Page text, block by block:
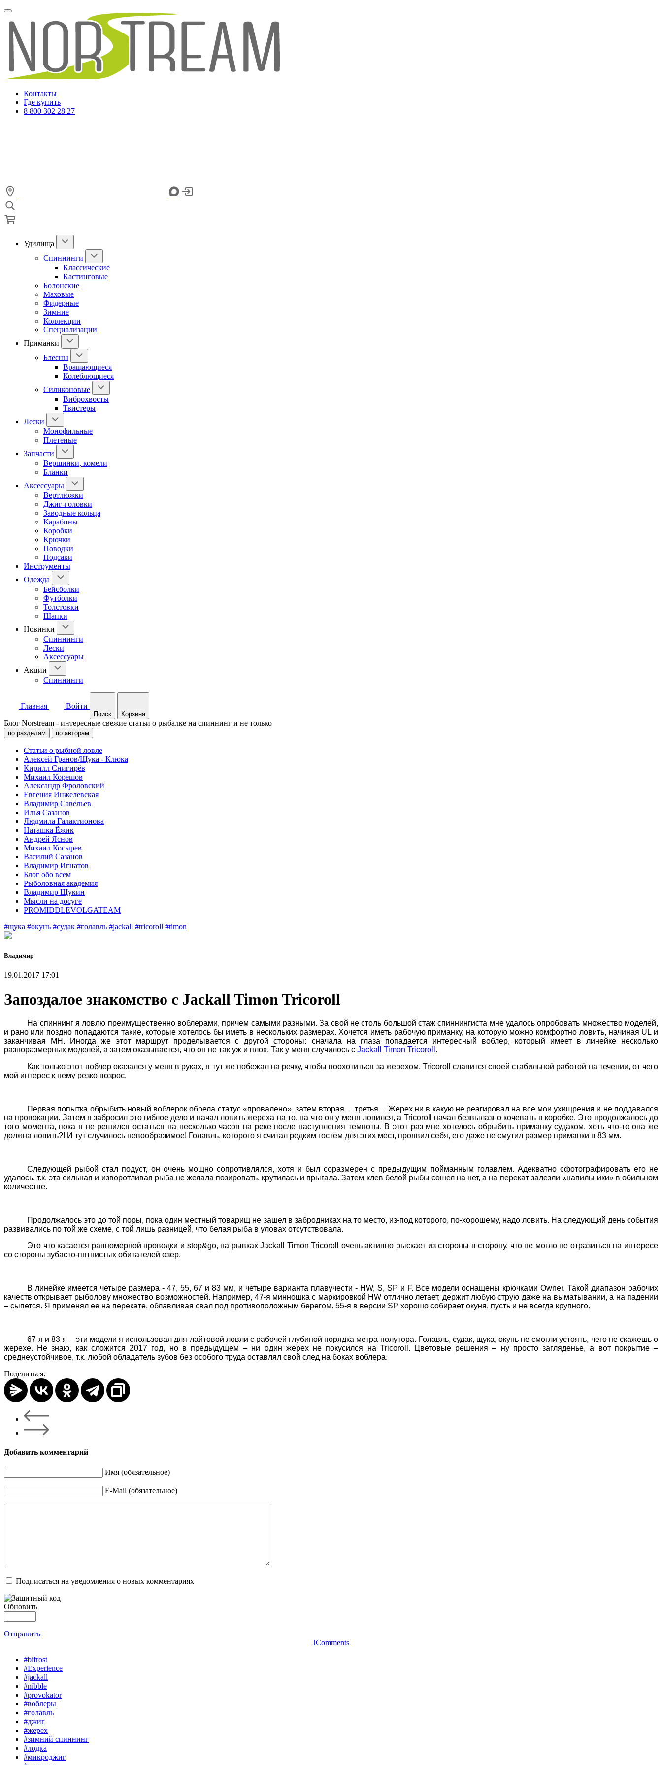
Контакты
Где купить
8 800 302 28 27
Удилища
Спиннинги
Классические
Кастинговые
Болонские
Маховые
Фидерные
Зимние
Коллекции
Специализации
Приманки
Блесны
Вращающиеся
Колеблющиеся
Силиконовые
Виброхвосты
Твистеры
Лески
Монофильные
Плетеные
Запчасти
Вершинки, комели
Бланки
Аксессуары
Вертлюжки
Джиг-головки
Заводные кольца
Карабины
Коробки
Крючки
Поводки
Подсаки
Инструменты
Одежда
Бейсболки
Футболки
Толстовки
Шапки
Новинки
Спиннинги
Лески
Аксессуары
Акции
Спиннинги
Главная Войти
Поиск Корзина
Блог Norstream - интересные свежие статьи о рыбалке на спиннинг и не только
по разделам по авторам
Статьи о рыбной ловле
Алексей Гранов/Щука - Клюка
Кирилл Снигирёв
Михаил Корешов
Александр Фроловский
Евгения Инжелевская
Владимир Савельев
Илья Сазанов
Людмила Галактионова
Наташка Ёжик
Андрей Яснов
Михаил Косырев
Василий Сазанов
Владимир Игнатов
Блог обо всем
Рыболовная академия
Владимир Щукин
Мысли на досуге
PROMIDDLEVOLGATEAM
#щука #окунь #судак #голавль #jackall #tricoroll #timon
Владимир
19.01.2017 17:01
Запоздалое знакомство с Jackall Timon Tricoroll
На спиннинг я ловлю преимущественно воблерами, причем самыми разными. За свой не столь большой стаж спиннингиста мне удалось опробовать множество моделей,
и рано или поздно попадаются такие, которые хотелось бы иметь в нескольких размерах. Хочется иметь рабочую приманку, на которую можно комфортно ловить, начиная UL и
заканчивая
MH . Иногда же этот маршрут проделывается с другой стороны: сначала на глаза попадается интересный воблер, который имеет в линейке несколько
разноразмерных моделей, а затем оказывается, что он не так уж и плох. Так у меня случилось с Jackall Timon Tricoroll .
Как только этот воблер оказался у меня в руках, я тут же побежал на речку, чтобы поохотиться за жерехом. Tricoroll
славится своей стабильной работой на течении, от чего
мой интерес к нему резко возрос.
Первая попытка обрыбить новый воблерок обрела статус «провалено», затем вторая… третья… Жерех ни в какую не реагировал на все мои ухищрения и не поддавался
на провокации. Затем я забросил это гиблое дело и начал ловить жереха на то, на что он у меня ловился, а Tricoroll
начал безвылазно кочевать в коробке. Это продолжалось до
того момента, пока я не решился остаться на несколько часов на реке после наступления темноты. В этот раз мне хотелось обрыбить приманку судаком, хоть что-то она же
должна ловить?! И тут случилось невообразимое! Голавль, которого я считал редким гостем для этих мест, проявил себя, его даже не смутил размер приманки в 83 мм.
Следующей рыбой стал подуст, он очень мощно сопротивлялся, хотя и был соразмерен с предыдущим пойманным голавлем. Адекватно сфотографировать его не
удалось, т.к. эта сильная и изворотливая рыба не желала позировать, крутилась и прыгала. Затем клев белой рыбы сошел на нет, а на перекат залезли «напильники» в обильном
количестве.
Продолжалось это до той поры, пока один местный товарищ не зашел в забродниках на то место, из-под которого, по-хорошему, надо ловить. На следующий день события
развивались по той же схеме, с той лишь разницей, что белая рыба в уловах отсутствовала.
Это что касается равномерной проводки и stop&go, на рывкахJackall TimonTricoroll
очень активно рыскает из стороны в сторону, что не могло не отразиться на интересе
со стороны зубасто-пятнистых обитателей озер.
В линейке имеется четыре размера -47, 55, 67 и 83 мм, и четыре варианта плавучести - HW, S, SP и F. Все модели оснащены крючкамиOwner. Такой диапазон рабочих
качеств открывает рыболову множество возможностей. Например, 47-я минношка с маркировкой HW отлично летает, держит любую струю даже на выматывании, а на падении
– сыпется. Я применял ее на перекате, облавливая свал под противоположным берегом. 55-я в версии SP хорошо собирает окуня, пусть и не всегда крупного.
67-я и 83-я – эти модели я использовал для лайтовой ловли с рабочей глубиной порядка метра-полутора. Голавль, судак, щука, окунь не смогли устоять, чего не скажешь о
жерехе. Не знаю, как сложится 2017 год, но в предыдущем – ни один жерех не покусился на Tricoroll . Цветовые решения – ну просто загляденье, а вот покрытие –
среднеустойчивое, т.к. любой обладатель зубов без особого труда оставлял свой след на боках воблера.
Поделиться:
Добавить комментарий
Имя (обязательное)
E-Mail (обязательное)
Подписаться на уведомления о новых комментариях
Обновить
Отправить
JComments
#bifrost
#Experience
#jackall
#nibble
#provokator
#воблеры
#голавль
#джиг
#жерех
#зимний спиннинг
#лодка
#микроджиг